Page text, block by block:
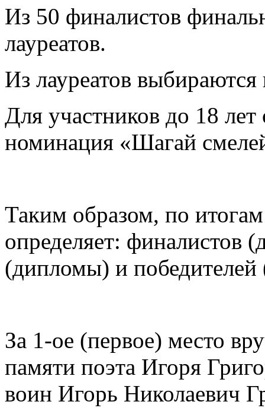
Из 50 финалистов
лауреатов.
Из лауреатов
Для участников до 18 лет
номинация «Шагай
Таким образом, по
определяет: финалистов
(дипломы) и
За 1-ое (первое) место
памяти поэта Игоря
воин Игорь Николаевич